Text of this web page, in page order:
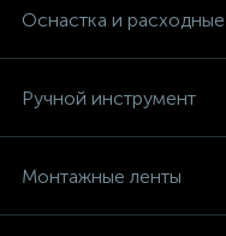
Оснастка и
Ручной инструмент
Монтажные ленты